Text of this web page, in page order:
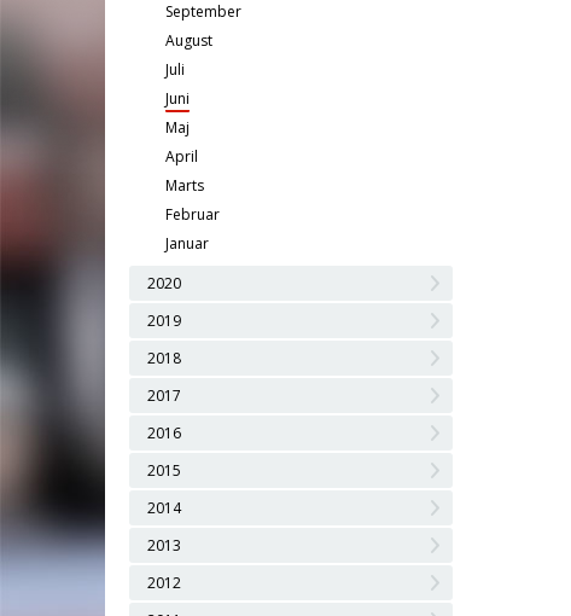
September
August
Juli
Juni
Maj
April
Marts
Februar
Januar
2020
2019
2018
2017
2016
2015
2014
2013
2012